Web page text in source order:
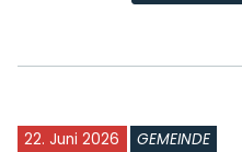
22. Juni 2026 GEMEINDE